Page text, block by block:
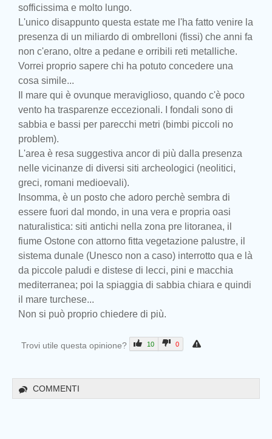
sofficissima e molto lungo.
L'unico disappunto questa estate me l'ha fatto venire la
presenza di un miliardo di ombrelloni (fissi) che anni fa
non c'erano, oltre a pedane e orribili reti metalliche.
Vorrei proprio sapere chi ha potuto concedere una
cosa simile...
Il mare qui è ovunque meraviglioso, quando c'è poco
vento ha trasparenze eccezionali. I fondali sono di
sabbia e bassi per parecchi metri (bimbi piccoli no
problem).
L'area è resa suggestiva ancor di più dalla presenza
nelle vicinanze di diversi siti archeologici (neolitici,
greci, romani medioevali).
Insomma, è un posto che adoro perchè sembra di
essere fuori dal mondo, in una vera e propria oasi
naturalistica: siti antichi nella zona pre litoranea, il
fiume Ostone con attorno fitta vegetazione palustre, il
sistema dunale (Unesco non a caso) interrotto qua e là
da piccole paludi e distese di lecci, pini e macchia
mediterranea; poi la spiaggia di sabbia chiara e quindi
il mare turchese...
Non si può proprio chiedere di più.
Trovi utile questa opinione? 10 0
COMMENTI